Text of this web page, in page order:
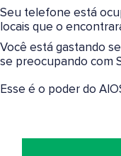
Seu telefone está
locais que o
Você está gastando
se preocupando com
Esse é o poder do